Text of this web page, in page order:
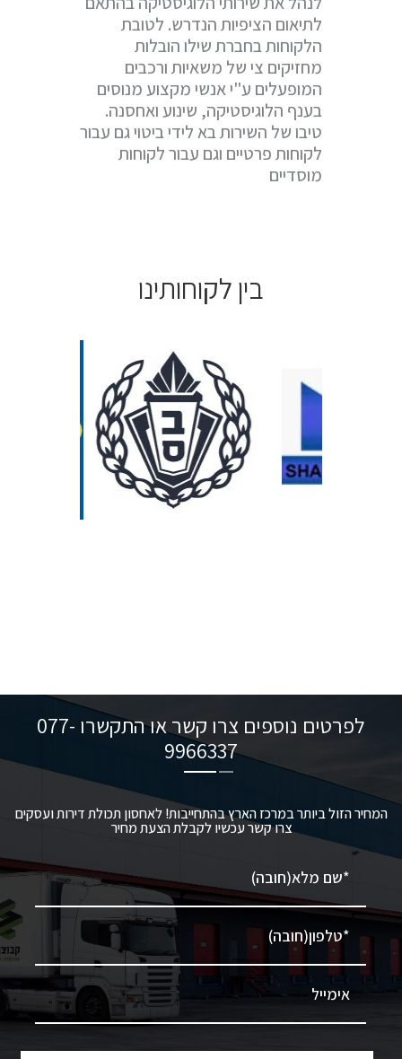
לתיאום הציפיות הנדרש. לטובת
הלקוחות בחברת שילו הובלות
מחזיקים צי של משאיות ורכבים
המופעלים ע"י אנשי מקצוע מנוסים
בענף הלוגיסטיקה, שינוע ואחסנה.
טיבו של השירות בא לידי ביטוי גם עבור
לקוחות פרטיים וגם עבור לקוחות
מוסדיים
בין לקוחותינו
לפרטים נוספים צרו קשר או התקשרו 077-
9966337
המחיר הזול ביותר במרכז הארץ בהתחייבות! לאחסון תכולת דירות ועסקים
צרו קשר עכשיו לקבלת הצעת מחיר